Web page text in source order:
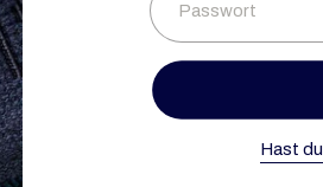
Passwort
Hast